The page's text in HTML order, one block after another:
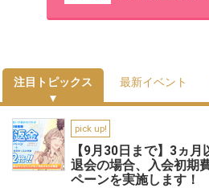
注目トピックス 最新イベント
pick up!
【9月30日まで】3ヵ
退会の場合、入会初
ペーンを実施します！